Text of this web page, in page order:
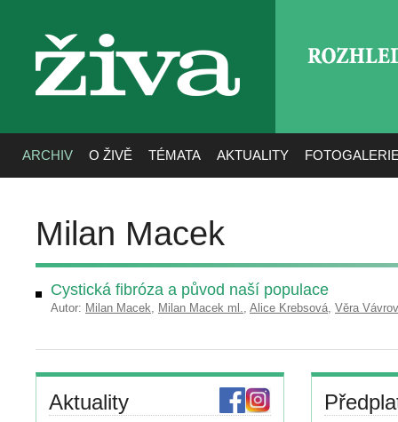
živa
ARCHIV O ŽIVĚ TÉMATA AKTUALITY
Milan Macek
Cystická fibróza a původ naší populace
Autor: Milan Macek, Milan Macek ml., Alice Krebsová, Věra
Aktuality